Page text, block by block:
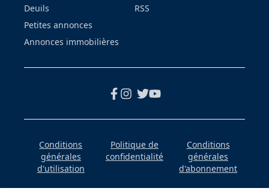
Deuils
Petites annonces
Annonces immobilières
RSS
Conditions
générales
d'utilisation
Politique de
confidentialité
Conditions
générales
d'abonnement